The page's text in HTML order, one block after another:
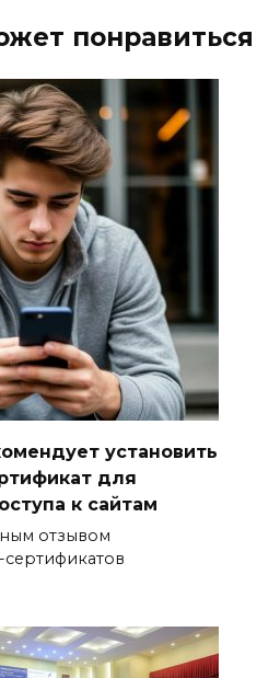
поздравил
с
и вручил
Падение
18:30
городам и
18:29
на Дону
Театр Чехова
откроет 200-й
понравиться
установить
для
к сайтам
отзывом